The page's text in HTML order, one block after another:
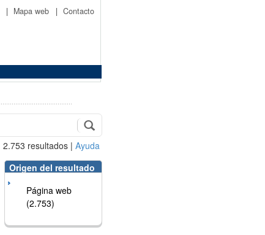
| Mapa web | Contacto
2.753 resultados | Ayuda
Origen del resultado
Página web
(2.753)